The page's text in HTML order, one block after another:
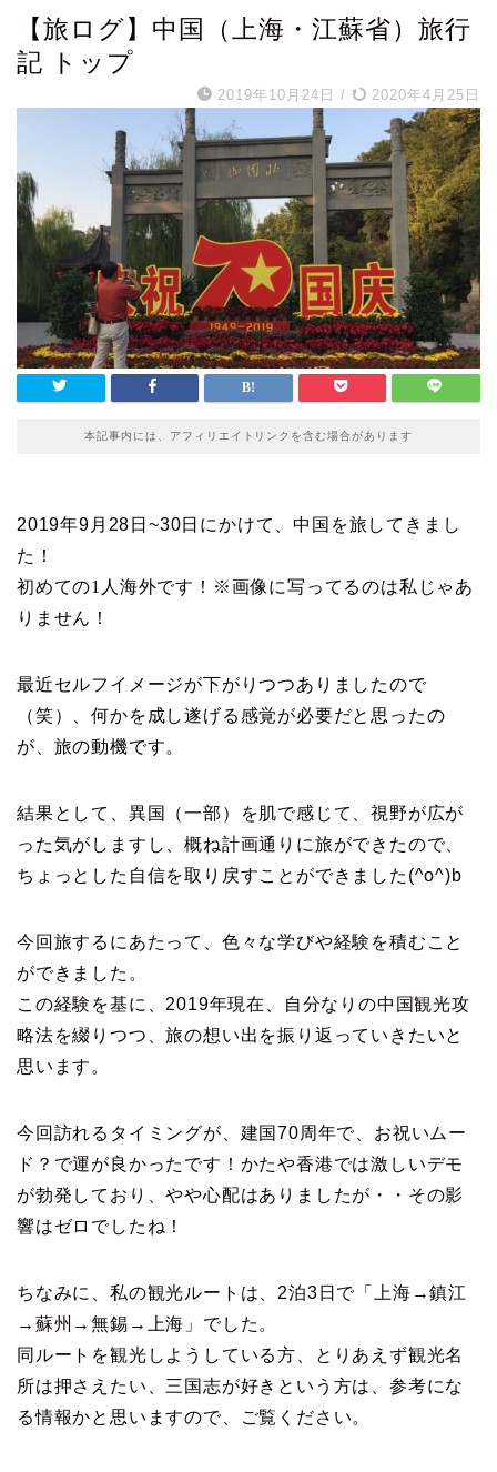
【旅ログ】中国（上海・江蘇省）旅行
記 トップ
2019年10月24日 / 2020年4月25日
本記事内には、アフィリエイトリンクを含む場合があります
2019年9月28日~30日にかけて、中国を旅してきまし
た！
初めての1人海外です！※画像に写ってるのは私じゃあ
りません！
最近セルフイメージが下がりつつありましたので
（笑）、何かを成し遂げる感覚が必要だと思ったの
が、旅の動機です。
結果として、異国（一部）を肌で感じて、視野が広が
った気がしますし、概ね計画通りに旅ができたので、
ちょっとした自信を取り戻すことができました(^o^)b
今回旅するにあたって、色々な学びや経験を積むこと
ができました。
この経験を基に、2019年現在、自分なりの中国観光攻
略法を綴りつつ、旅の想い出を振り返っていきたいと
思います。
今回訪れるタイミングが、建国70周年で、お祝いムー
ド？で運が良かったです！かたや香港では激しいデモ
が勃発しており、やや心配はありましたが・・その影
響はゼロでしたね！
ちなみに、私の観光ルートは、2泊3日で「上海→鎮江
→蘇州→無錫→上海」でした。
同ルートを観光しようしている方、とりあえず観光名
所は押さえたい、三国志が好きという方は、参考にな
る情報かと思いますので、ご覧ください。